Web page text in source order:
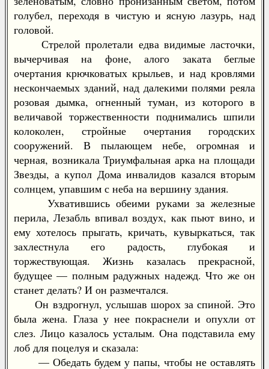
голубел, переходя в чистую и ясную лазурь, над
головой.
Стрелой пролетали едва видимые ласточки,
вычерчивая на фоне, алого заката беглые
очертания крючковатых крыльев, и над кровлями
нескончаемых зданий, над далекими полями реяла
розовая дымка, огненный туман, из которого в
величавой торжественности поднимались шпили
колоколен, стройные очертания городских
сооружений. В пылающем небе, огромная и
черная, возникала Триумфальная арка на площади
Звезды, а купол Дома инвалидов казался вторым
солнцем, упавшим с неба на вершину здания.
Ухватившись обеими руками за железные
перила, Лезабль впивал воздух, как пьют вино, и
ему хотелось прыгать, кричать, кувыркаться, так
захлестнула его радость, глубокая и
торжествующая. Жизнь казалась прекрасной,
будущее — полным радужных надежд. Что же он
станет делать? И он размечтался.
Он вздрогнул, услышав шорох за спиной. Это
была жена. Глаза у нее покраснели и опухли от
слез. Лицо казалось усталым. Она подставила ему
лоб для поцелуя и сказала:
— Обедать будем у папы, чтобы не оставлять